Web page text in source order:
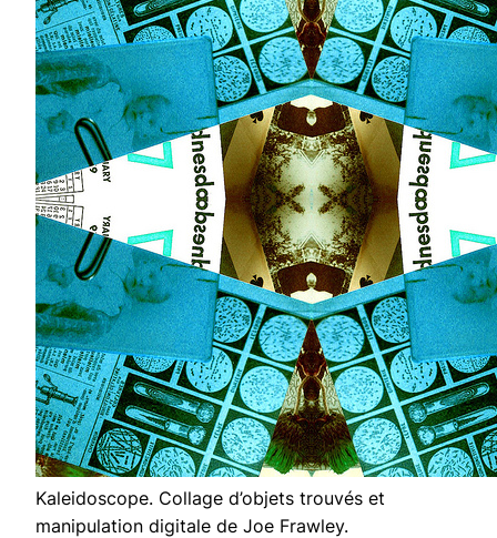
Kaleidoscope. Collage d’objets trouvés et
manipulation digitale de Joe Frawley.